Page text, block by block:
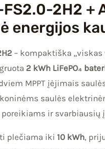
FS2.0-2H2 +
energijos
– kompaktiška „viskas
2 kWh LiFePO₄
MPPT įėjimais
saulės
ir
plečiama iki 10 kWh,